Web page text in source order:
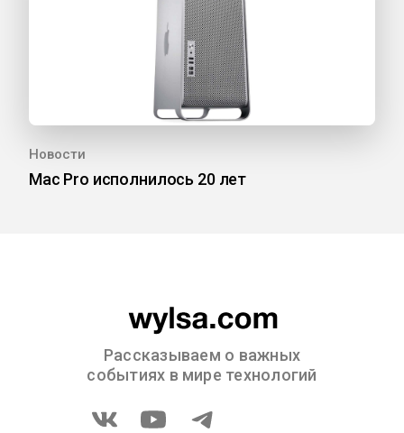
Новости
Mac Pro исполнилось 20 лет
Рассказываем о важных
событиях в мире технологий